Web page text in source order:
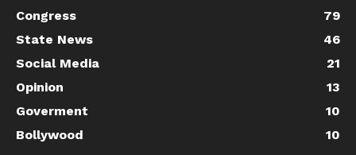
Congress
79
State News
46
Social Media
21
Opinion
13
Goverment
10
Bollywood
10